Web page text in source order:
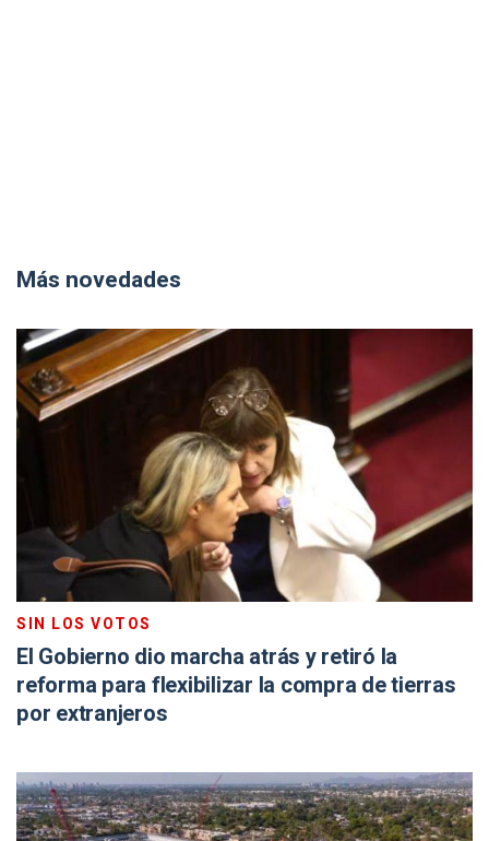
Más novedades
SIN LOS VOTOS
El Gobierno dio marcha atrás y retiró la
reforma para flexibilizar la compra de tierras
por extranjeros